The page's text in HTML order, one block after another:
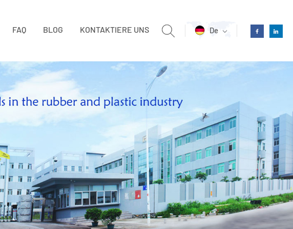
De
FAQ BLOG KONTAKTIERE UNS